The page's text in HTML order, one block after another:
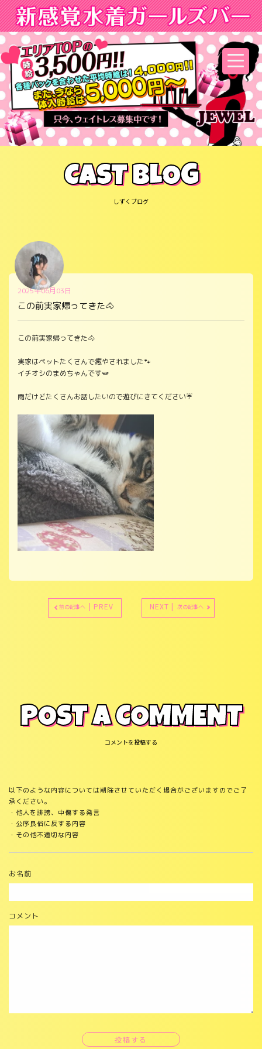
CAST BLOG
しずくブログ
この前実家帰ってきた🐴
2025年06月03日
この前実家帰ってきた🐴
実家はペットたくさんで癒やされました🐾
イチオシのまめちゃんです🫛
雨だけどたくさんお話したいので遊びにきてください☔
前の記事へ | PREV NEXT | 次の記事へ
POST A COMMENT
コメントを投稿する
以下のような内容については削除させていただく場合がございますのでご了
承ください。
・他人を誹謗、中傷する発言
・公序良俗に反する内容
・その他不適切な内容
お名前
コメント
投稿する